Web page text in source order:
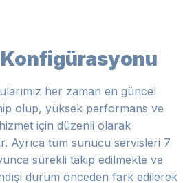
her zaman en güncel
olup, yüksek performans ve
için düzenli olarak
Ayrıca tüm sunucu servisleri 7
sürekli takip edilmekte ve
durum önceden fark edilerek